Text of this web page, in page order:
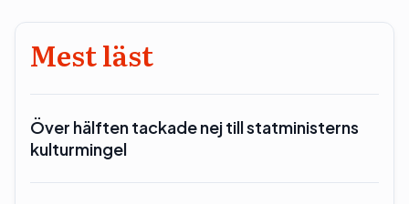
Mest läst
Över hälften tackade nej till statministerns
kulturmingel